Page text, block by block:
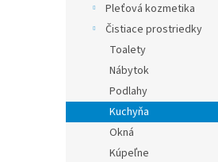
Pleťová kozmetika
Čistiace prostriedky
Toalety
Nábytok
Podlahy
Kuchyňa
Okná
Kúpeľne